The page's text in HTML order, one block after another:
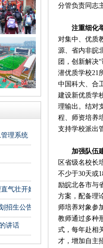
理系统
气壮开好思政课
招生公告
讲话
分管负责同志
注重细化
对集中、优质
源、省内非皖
团，创新解决
潜优质学校21
中国科大、合
建设新优质学
理输出。结对
程、师资培养
支持学校派出
加强队伍
区省级名校长
不少于30天或
励皖北各市与
方案，配备理
师培养对象参
教师通过多种
式，每年赴相
才，增加自主